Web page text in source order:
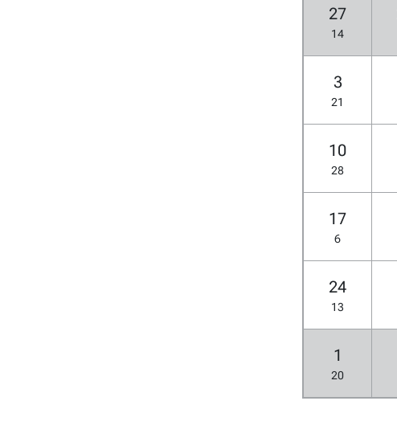
27
14
3
21
10
28
17
6
24
13
1
20